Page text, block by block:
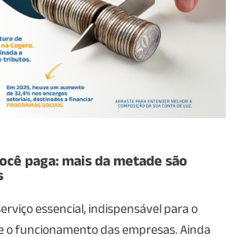
paga: mais da metade são
essencial, indispensável para o
o funcionamento das empresas. Ainda